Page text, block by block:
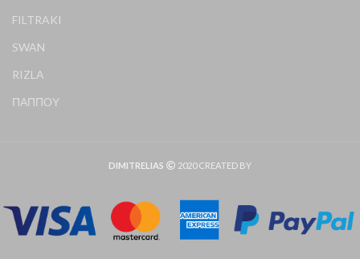
FILTRAKI
SWAN
RIZLA
ΠΑΠΠΟΥ
DIMITRELIAS 2020 CREATED BY